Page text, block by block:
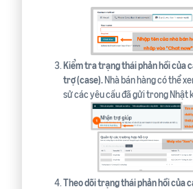
Kiểm tra trạng thái phản hồi của
trợ (case).Nhà bán hàng có thể
sử các yêu cầu đã gửi trong Nhật
Theo dõi trạng thái phản hồi của